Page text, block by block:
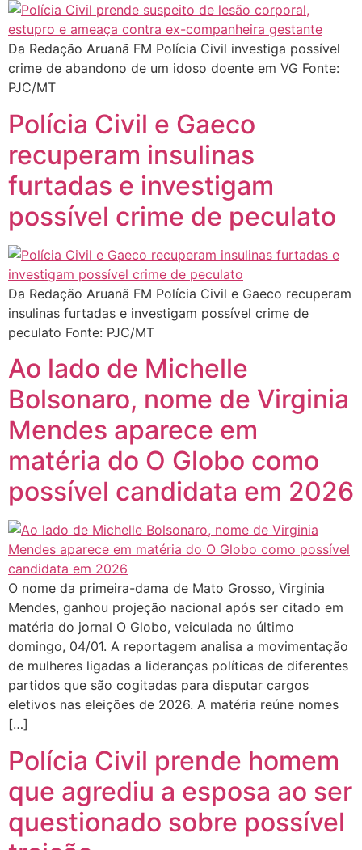
Da Redação Aruanã FM Polícia Civil investiga possível
crime de abandono de um idoso doente em VG Fonte:
PJC/MT
Polícia Civil e Gaeco
recuperam insulinas
furtadas e investigam
possível crime de peculato
Da Redação Aruanã FM Polícia Civil e Gaeco recuperam
insulinas furtadas e investigam possível crime de
peculato Fonte: PJC/MT
Ao lado de Michelle
Bolsonaro, nome de Virginia
Mendes aparece em
matéria do O Globo como
possível candidata em 2026
O nome da primeira-dama de Mato Grosso, Virginia
Mendes, ganhou projeção nacional após ser citado em
matéria do jornal O Globo, veiculada no último
domingo, 04/01. A reportagem analisa a movimentação
de mulheres ligadas a lideranças políticas de diferentes
partidos que são cogitadas para disputar cargos
eletivos nas eleições de 2026. A matéria reúne nomes
[…]
Polícia Civil prende homem
que agrediu a esposa ao ser
questionado sobre possível